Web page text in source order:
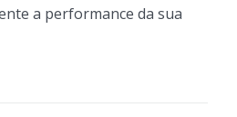
a performance da sua